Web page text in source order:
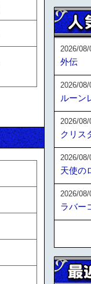
2026/
外伝
2026/
ルーン
2026/
クリス
2026/
天使の
2026/
ラバー